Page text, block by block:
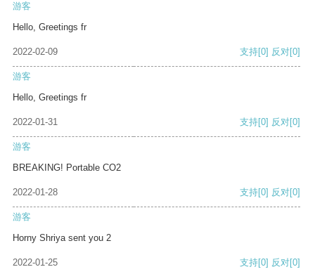
游客
Hello, Greetings fr
2022-02-09 支持[0] 反对[0]
游客
Hello, Greetings fr
2022-01-31 支持[0] 反对[0]
游客
BREAKING! Portable CO2
2022-01-28 支持[0] 反对[0]
游客
Horny Shriya sent you 2
2022-01-25 支持[0] 反对[0]